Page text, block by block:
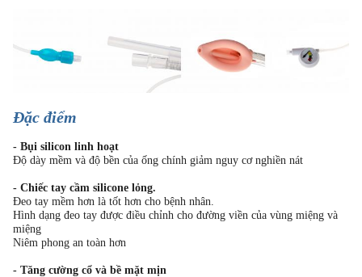
Đặc điểm
- Bụi silicon linh hoạt
Độ dày mềm và độ bền của ống chính giảm nguy cơ nghiền nát
- Chiếc tay cầm silicone lỏng.
Đeo tay mềm hơn là tốt hơn cho bệnh nhân.
Hình dạng đeo tay được điều chỉnh cho đường viền của vùng miệng và
miệng
Niêm phong an toàn hơn
- Tăng cường cổ và bề mặt mịn